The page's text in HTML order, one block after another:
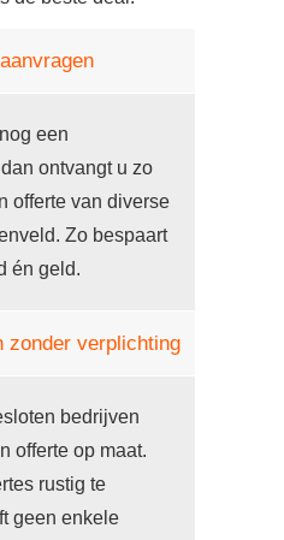
een
ontvangt u zo
offerte van diverse
Zo bespaart
én geld.
zonder verplichting
bedrijven
offerte op maat.
rustig te
geen enkele